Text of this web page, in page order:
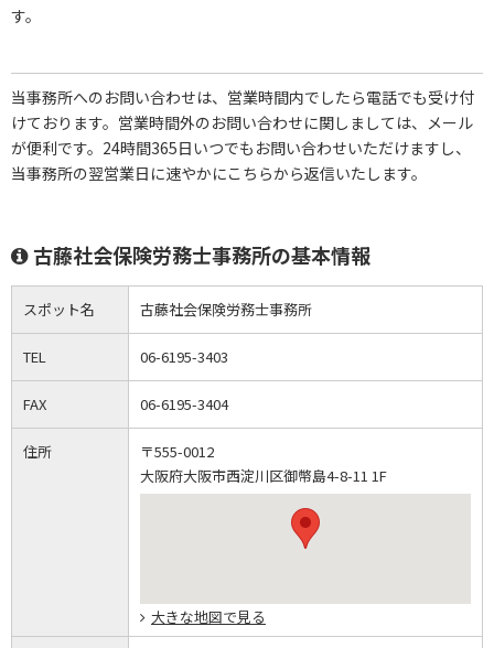
す。
当事務所へのお問い合わせは、営業時間内でしたら電話でも受け付
けております。営業時間外のお問い合わせに関しましては、メール
が便利です。24時間365日いつでもお問い合わせいただけますし、
当事務所の翌営業日に速やかにこちらから返信いたします。
古藤社会保険労務士事務所の基本情報
スポット名 古藤社会保険労務士事務所
TEL 06-6195-3403
FAX 06-6195-3404
住所
〒555-0012
大阪府大阪市西淀川区御幣島4-8-11 1F
大きな地図で見る